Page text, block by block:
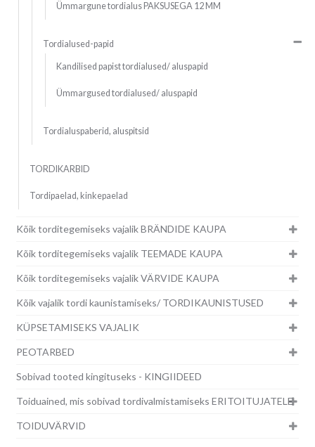
Ümmargune tordialus PAKSUSEGA 12 MM
Tordialused-papid
Kandilised papist tordialused/ aluspapid
Ümmargused tordialused/ aluspapid
Tordialuspaberid, aluspitsid
TORDIKARBID
Tordipaelad, kinkepaelad
Kõik torditegemiseks vajalik BRÄNDIDE KAUPA
Kõik torditegemiseks vajalik TEEMADE KAUPA
Kõik torditegemiseks vajalik VÄRVIDE KAUPA
Kõik vajalik tordi kaunistamiseks/ TORDIKAUNISTUSED
KÜPSETAMISEKS VAJALIK
PEOTARBED
Sobivad tooted kingituseks - KINGIIDEED
Toiduained, mis sobivad tordivalmistamiseks ERITOITUJATELE
TOIDUVÄRVID